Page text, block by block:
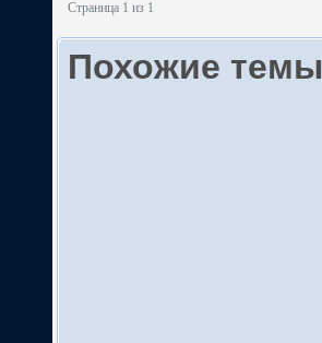
Страница 1 из 1
Похожие темы